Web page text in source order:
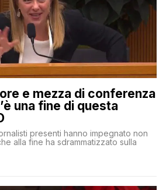
e mezza di conferenza
una fine di questa
presenti hanno impegnato non
alla fine ha sdrammatizzato sulla